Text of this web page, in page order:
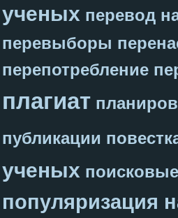
ученых перевод
перевыборы
перепотребление
плагиат
публикации
ученых
популяризация